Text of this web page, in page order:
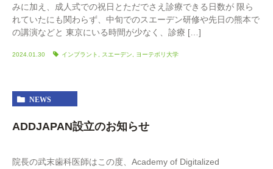
みに加え、成人式での祝日とただでさえ診療できる日数が 限ら
れていたにも関わらず、中旬でのスエーデン研修や先日の熊本で
の講演などと 東京にいる時間が少なく、診療 […]
2024.01.30 インプラント , スエーデン, ヨーテボリ大学
NEWS
ADDJAPAN設立のお知らせ
院長の武末歯科医師はこの度、Academy of Digitalized